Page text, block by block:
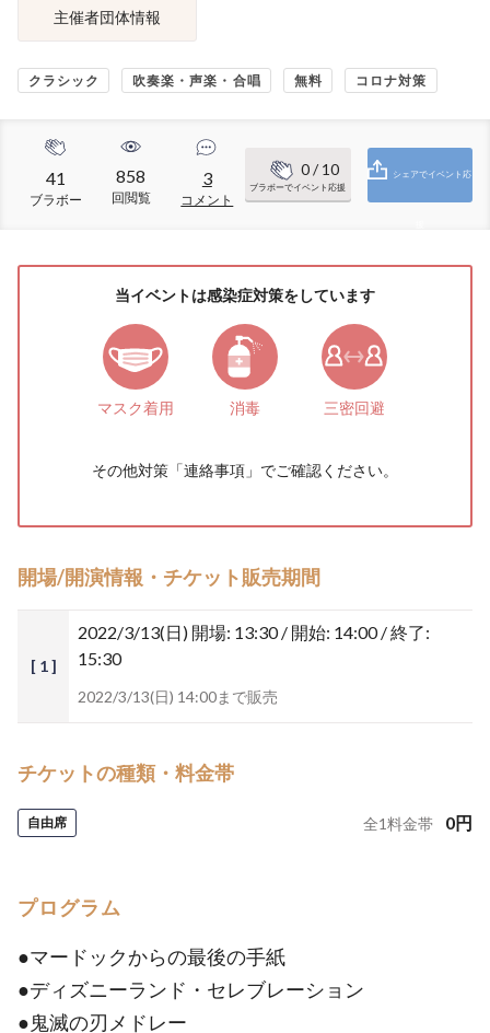
主催者団体情報
クラシック 吹奏楽・声楽・合唱 無料 コロナ対策
41
ブラボー
858
回閲覧
3
コメント
0/ 10
ブラボーでイベント応援
シェアでイベント応
当イベントは感染症対策をしています
マスク着用 消毒 三密回避
その他対策「連絡事項 」でご確認ください。
開場/開演情報・チケット販売期間
[ 1 ]
2022/3/13(日) 開場: 13:30 / 開始: 14:00 / 終了:
15:30
2022/3/13(日) 14:00まで販売
チケットの種類・料金帯
自由席 全1料金帯 0円
プログラム
●マードックからの最後の手紙
●ディズニーランド・セレブレーション
●鬼滅の刃メドレー